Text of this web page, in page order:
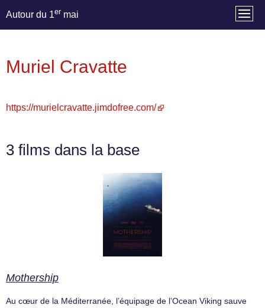
Autour du 1er mai
Muriel Cravatte
https://murielcravatte.jimdofree.com/
3 films dans la base
Mothership
Au cœur de la Méditerranée, l’équipage de l’Ocean Viking sauve